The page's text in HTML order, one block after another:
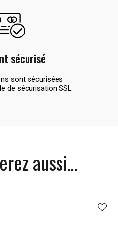
sécurisé
sont sécurisées
de sécurisation SSL
aussi...